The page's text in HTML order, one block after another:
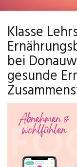
Klasse
bei
gesunde